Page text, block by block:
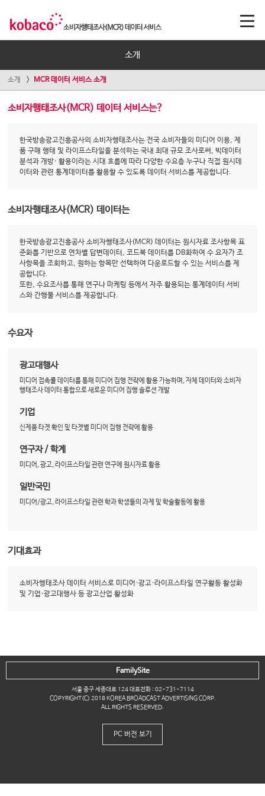
소개
소개 MCR 데이터 서비스 소개
소비자행태조사(MCR) 데이터 서비스는?
한국방송광고진흥공사의 소비자행태조사는 전국 소비자들의 미디어 이용, 제
품 구매 행태 및 라이프스타일을 분석하는 국내 최대 규모 조사로써, 빅데이터
분석과 개방· 활용이라는 시대 흐름에 따라 다양한 수요층 누구나 직접 원시데
이터와 관련 통계데이터를 활용할 수 있도록 데이터 서비스를 제공합니다.
소비자행태조사(MCR) 데이터는
한국방송광고진흥공사 소비자행태조사(MCR) 데이터는 원시자료 조사항목 표
준화를 기반으로 연차별 답변데이터, 코드북 데이터를 DB화하여 수 요자가 조
사항목을 조회하고, 원하는 항목만 선택하여 다운로드할 수 있는 서비스를 제
공합니다.
또한, 수요조사를 통해 연구나 마케팅 등에서 자주 활용되는 통계데이터 서비
스와 간행물 서비스를 제공합니다.
수요자
광고대행사
미디어 접촉률 데이터를 통해 미디어 집행 전략에 활용 가능하며, 자체 데이터와 소비자
행태조사 데이터 통합으로 새로운 미디어 집행 솔루션 개발
기업
신제품 타겟 확인 및 타겟별 미디어 집행 전략에 활용
연구자 / 학계
미디어, 광고, 라이프스타일 관련 연구에 원시자료 활용
일반국민
미디어/광고, 라이프스타일 관련 학과 학생들의 과제 및 학술활동에 활용
기대효과
소비자행태조사 데이터 서비스로 미디어·광고·라이프스타일 연구활동 활성화
및 기업·광고대행사 등 광고산업 활성화
서울 중구 세종대로 124 대표전화 : 02-731-7114
COPYRIGHT(C) 2018 KOREA BROADCAST ADVERTISING CORP.
ALL RIGHTS RESERVED.
FamilySite
PC 버전 보기